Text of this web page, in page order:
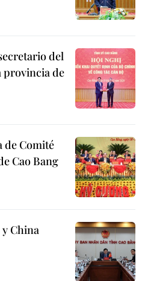
del
provincia de
de Comité
Cao Bang
China